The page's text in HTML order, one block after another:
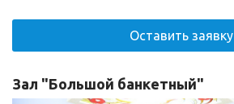
Оставить заявку
Зал "Большой банкетный"